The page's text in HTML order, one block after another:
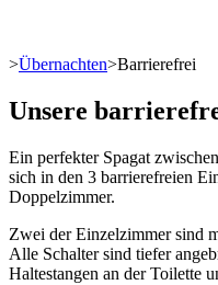
>Übernachten>Barrierefrei
Unsere
Ein perfekter Spagat
sich in den 3 barrierefreien
Doppelzimmer.
Zwei der Einzelzimmer sind
Alle Schalter sind tiefer
Haltestangen an der Toilette